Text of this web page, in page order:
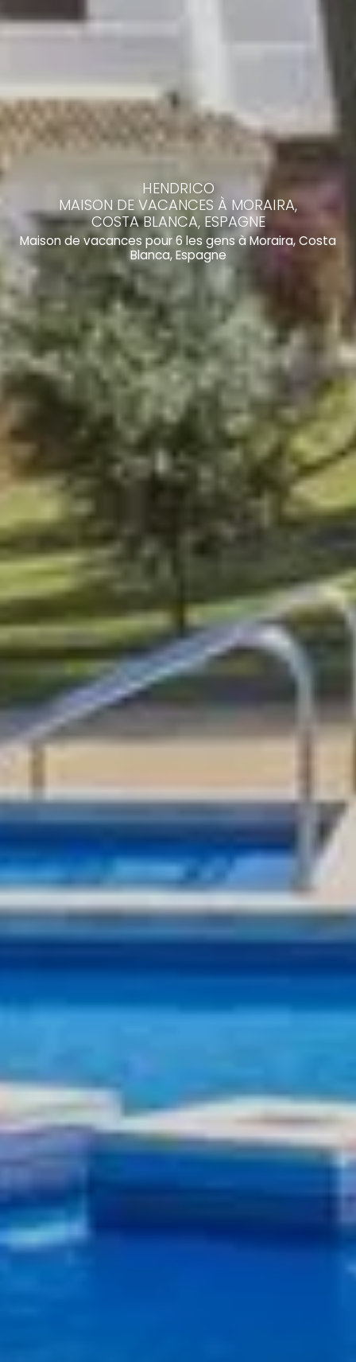
HENDRICO
MAISON DE VACANCES À MORAIRA,
COSTA BLANCA, ESPAGNE
Maison de vacances pour 6 les gens à Moraira, Costa
Blanca, Espagne